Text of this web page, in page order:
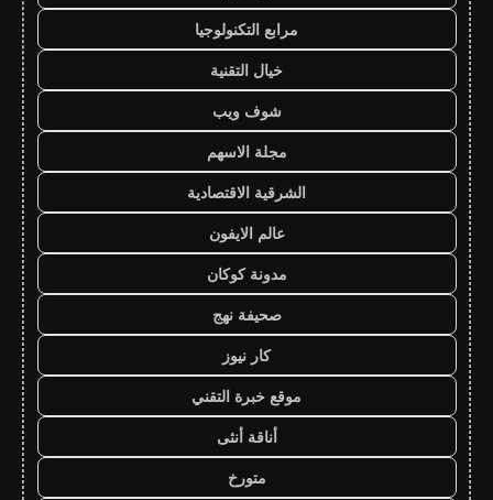
مرابع التكنولوجيا
خيال التقنية
شوف ويب
مجلة الاسهم
الشرقية الاقتصادية
عالم الايفون
مدونة كوكان
صحيفة نهج
كار نيوز
موقع خبرة التقني
أناقة أنثى
متورخ